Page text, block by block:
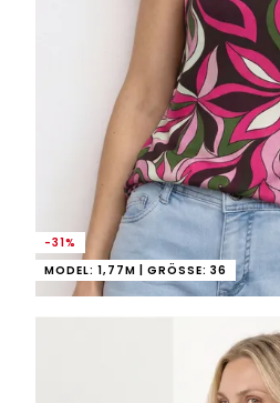
-31%
MODEL: 1,77M | GRÖSSE: 36